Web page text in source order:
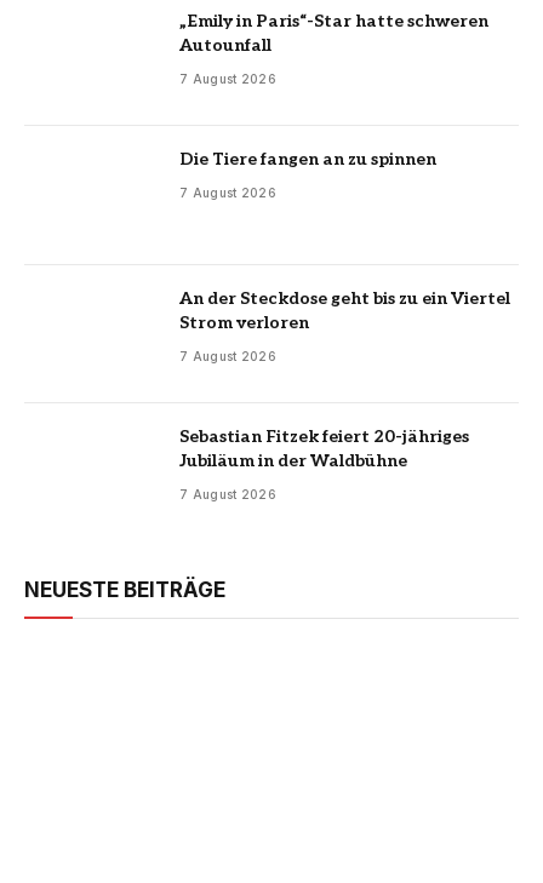
„Emily in Paris“-Star hatte schweren
Autounfall
7 August 2026
Die Tiere fangen an zu spinnen
7 August 2026
An der Steckdose geht bis zu ein Viertel
Strom verloren
7 August 2026
Sebastian Fitzek feiert 20-jähriges
Jubiläum in der Waldbühne
7 August 2026
NEUESTE BEITRÄGE